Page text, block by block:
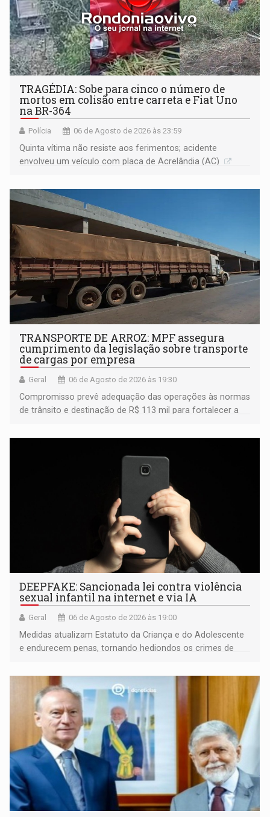
TRAGÉDIA: Sobe para cinco o número de
mortos em colisão entre carreta e Fiat Uno
na BR-364
Polícia 06 de Agosto de 2026 às 23:59
Quinta vítima não resiste aos ferimentos; acidente
envolveu um veículo com placa de Acrelândia (AC)
TRANSPORTE DE ARROZ: MPF assegura
cumprimento da legislação sobre transporte
de cargas por empresa
Geral 06 de Agosto de 2026 às 19:30
Compromisso prevê adequação das operações às normas
de trânsito e destinação de R$ 113 mil para fortalecer a
DEEPFAKE: Sancionada lei contra violência
sexual infantil na internet e via IA
Geral 06 de Agosto de 2026 às 19:00
Medidas atualizam Estatuto da Criança e do Adolescente
e endurecem penas, tornando hediondos os crimes de